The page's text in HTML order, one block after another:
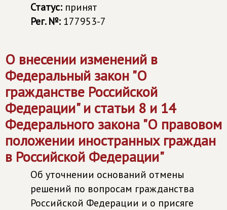
Статус: принят
Рег. №: 177953-7
О внесении изменений в
Федеральный закон "О
гражданстве Российской
Федерации" и статьи 8 и 14
Федерального закона "О правовом
положении иностранных граждан
в Российской Федерации"
Об уточнении оснований отмены
решений по вопросам гражданства
Российской Федерации и о присяге